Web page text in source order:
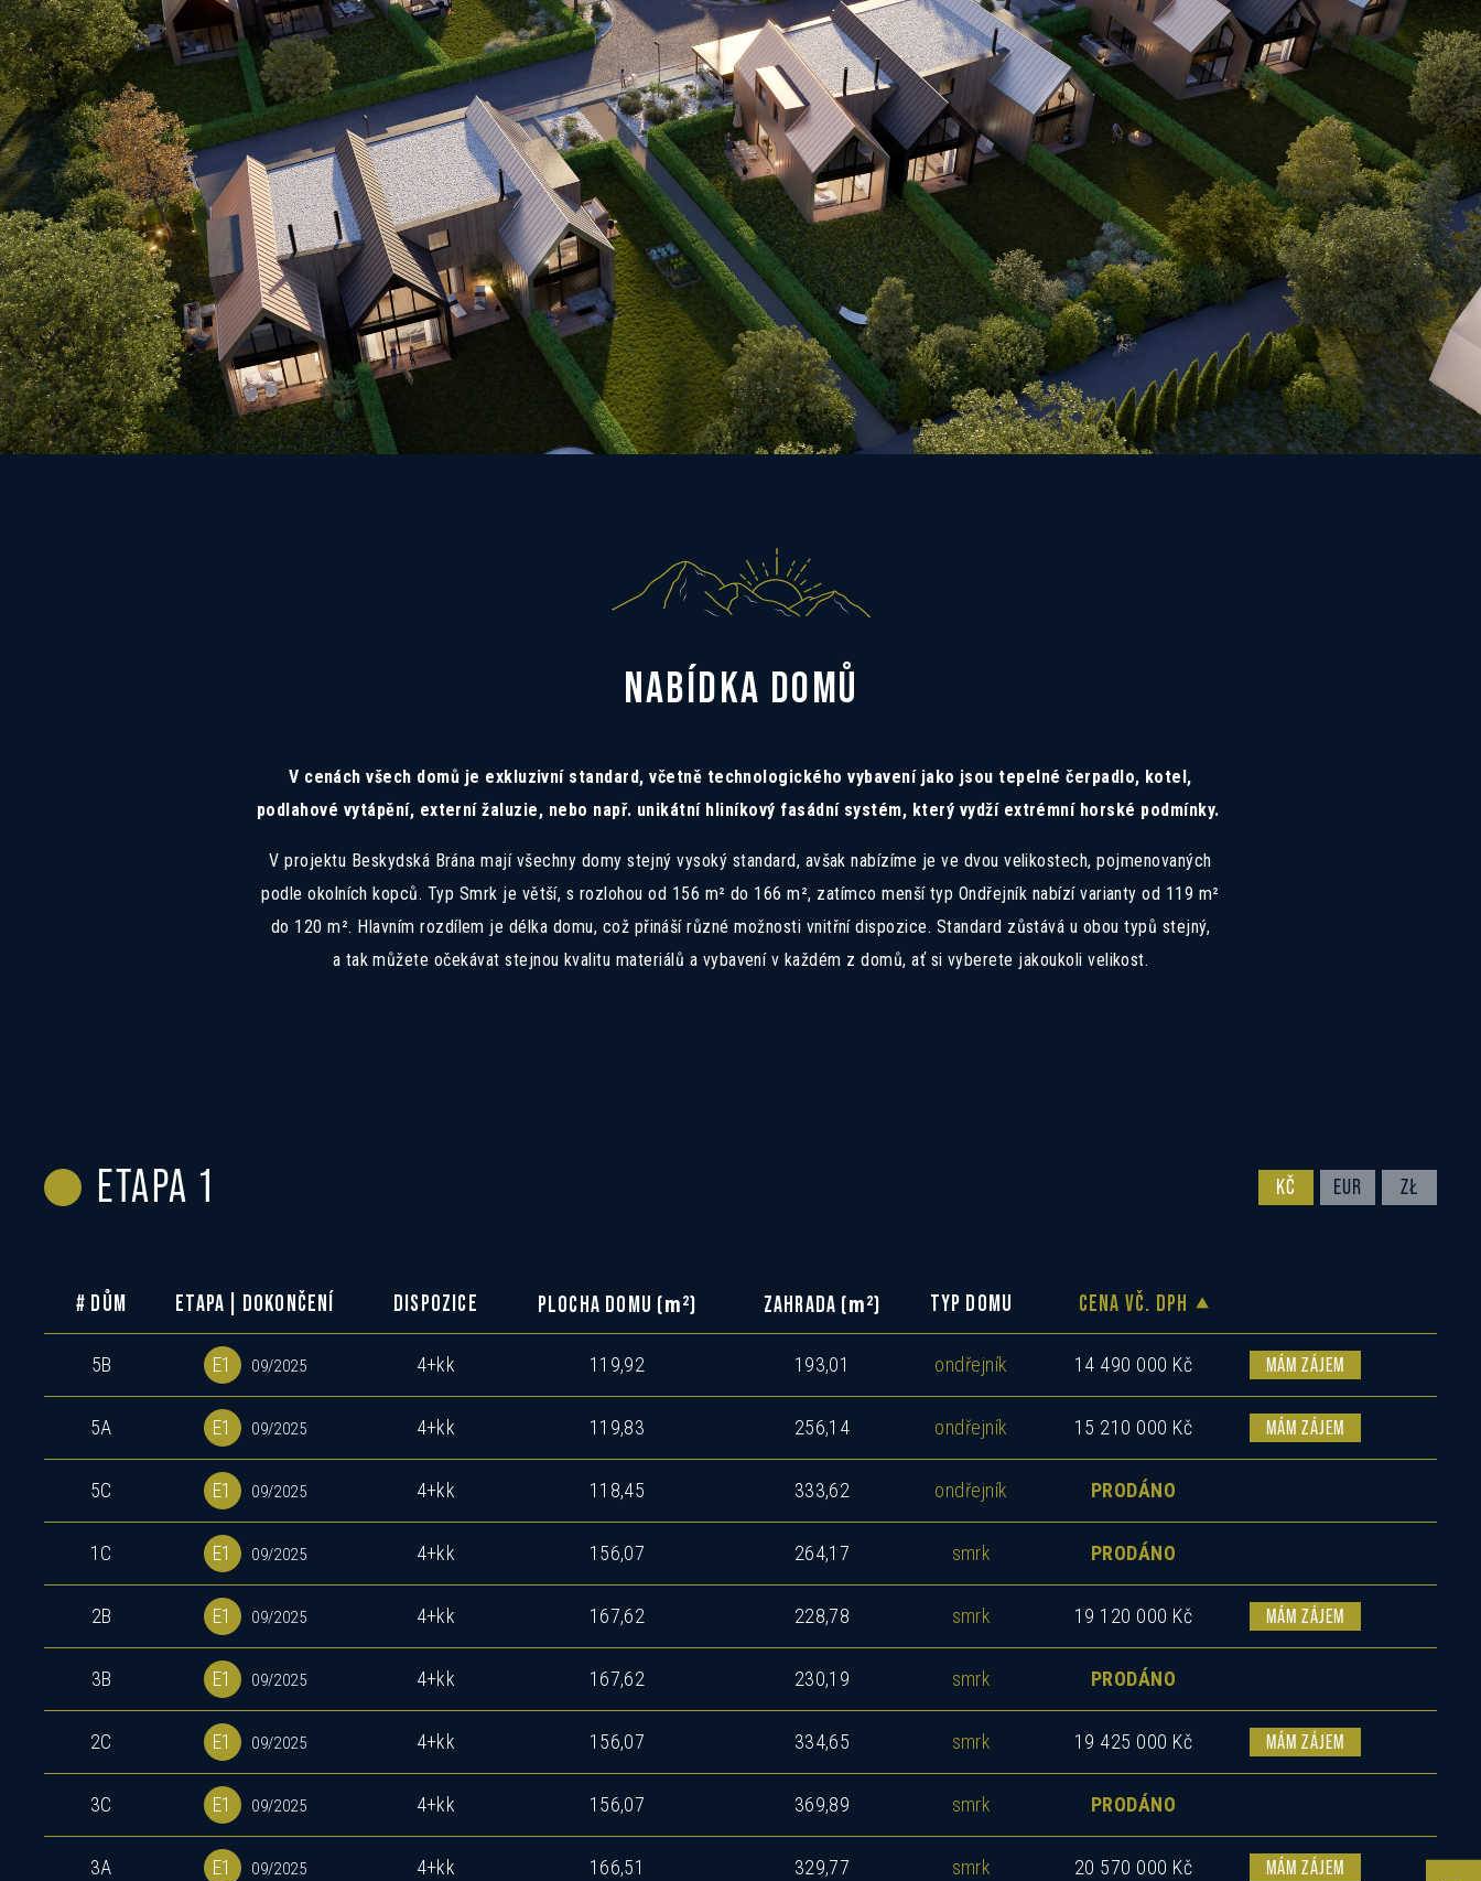
NABÍDKA DOMŮ
V cenách všech domů je exkluzivní standard, včetně technologického vybavení jako jsou tepelné čerpadlo, kotel,
podlahové vytápění, externí žaluzie, nebo např. unikátní hliníkový fasádní systém, který vydží extrémní horské podmínky.
V projektu Beskydská Brána mají všechny domy stejný vysoký standard, avšak nabízíme je ve dvou velikostech, pojmenovaných
podle okolních kopců. Typ Smrk je větší, s rozlohou od 156 m² do 166 m², zatímco menší typ Ondřejník nabízí varianty od 119 m²
do 120 m². Hlavním rozdílem je délka domu, což přináší různé možnosti vnitřní dispozice. Standard zůstává u obou typů stejný,
a tak můžete očekávat stejnou kvalitu materiálů a vybavení v každém z domů, ať si vyberete jakoukoli velikost.
ETAPA 1 KČ EUR ZŁ
# DŮM ETAPA | DOKONČENÍ DISPOZICE PLOCHA DOMU ( m 2) ZAHRADA ( m 2) TYP DOMU CENA VČ. DPH
5B E1 09/2025 4+kk 119,92 193,01 ondřejník 14 490 000 Kč MÁM ZÁJEM
5A E1 09/2025 4+kk 119,83 256,14 ondřejník 15 210 000 Kč MÁM ZÁJEM
5C E1 09/2025 4+kk 118,45 333,62 ondřejník PRODÁNO
1C E1 09/2025 4+kk 156,07 264,17 smrk PRODÁNO
2B E1 09/2025 4+kk 167,62 228,78 smrk 19 120 000 Kč MÁM ZÁJEM
3B E1 09/2025 4+kk 167,62 230,19 smrk PRODÁNO
2C E1 09/2025 4+kk 156,07 334,65 smrk 19 425 000 Kč MÁM ZÁJEM
3C E1 09/2025 4+kk 156,07 369,89 smrk PRODÁNO
3A E1 09/2025 4+kk 166,51 329,77 smrk 20 570 000 Kč MÁM ZÁJEM
Pokud Vás zajímá tento dům, ozvěte se nám a rádi Vás